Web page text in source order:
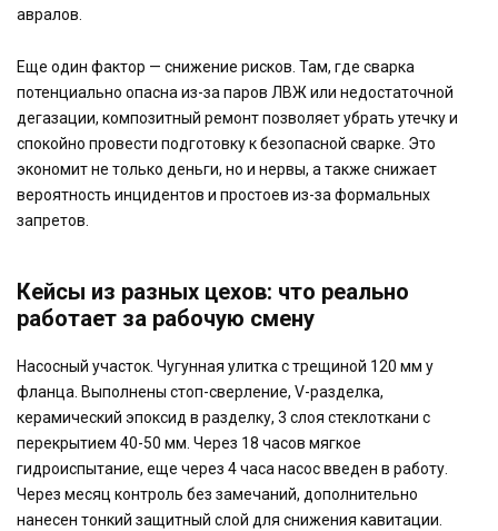
авралов.
Еще один фактор — снижение рисков. Там, где сварка
потенциально опасна из-за паров ЛВЖ или недостаточной
дегазации, композитный ремонт позволяет убрать утечку и
спокойно провести подготовку к безопасной сварке. Это
экономит не только деньги, но и нервы, а также снижает
вероятность инцидентов и простоев из-за формальных
запретов.
Кейсы из разных цехов: что реально
работает за рабочую смену
Насосный участок. Чугунная улитка с трещиной 120 мм у
фланца. Выполнены стоп-сверление, V-разделка,
керамический эпоксид в разделку, 3 слоя стеклоткани с
перекрытием 40-50 мм. Через 18 часов мягкое
гидроиспытание, еще через 4 часа насос введен в работу.
Через месяц контроль без замечаний, дополнительно
нанесен тонкий защитный слой для снижения кавитации.